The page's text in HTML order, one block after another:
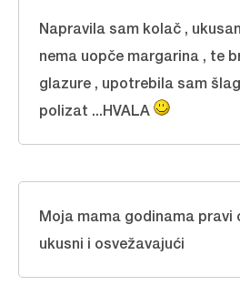
Napravila sam kolač ,
nema uopče margarina , te
glazure , upotrebila sam
polizat ...HVALA
Moja mama godinama pravi
ukusni i osvežavajući